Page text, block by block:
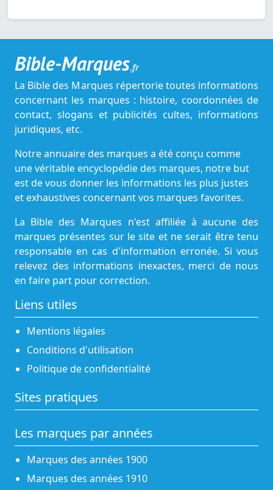
Bible-Marques.fr
La Bible des Marques répertorie toutes informations
concernant les marques : histoire, coordonnées de
contact, slogans et publicités cultes, informations
juridiques, etc.
Notre annuaire des marques a été conçu comme
une véritable encyclopédie des marques, notre but
est de vous donner les informations les plus justes
et exhaustives concernant vos marques favorites.
La Bible des Marques n'est affiliée à aucune des
marques présentes sur le site et ne serait être tenu
responsable en cas d'information erronée. Si vous
relevez des informations inexactes, merci de nous
en faire part pour correction.
Liens utiles
Mentions légales
Conditions d'utilisation
Politique de confidentialité
Sites pratiques
Les marques par années
Marques des années 1900
Marques des années 1910